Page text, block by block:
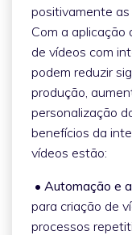
positivamente
Com a aplicação
de vídeos com
podem reduzir
produção,
personalização
benefícios da
vídeos estão:
• Automação e
para criação de
processos